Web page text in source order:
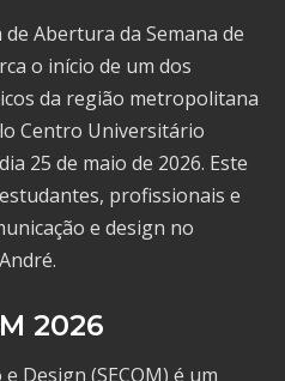
de Abertura da Semana de
o início de um dos
da região metropolitana
Centro Universitário
25 de maio de 2026. Este
profissionais e
e design no
2026
Design (SECOM) é um